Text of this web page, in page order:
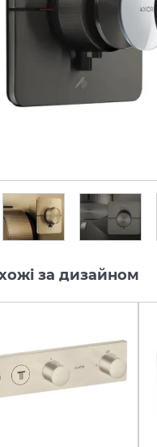
AXOR
за дизайном